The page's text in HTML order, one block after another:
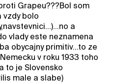
Grapeu???Bol som
vzdy bolo
a
vlady este neznamena
obycajny primitiv...to ze
v roku 1933 toho
to je Slovensko
male a slabe)